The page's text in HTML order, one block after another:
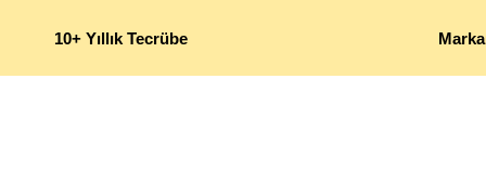
10+ Yıllık Tecrübe